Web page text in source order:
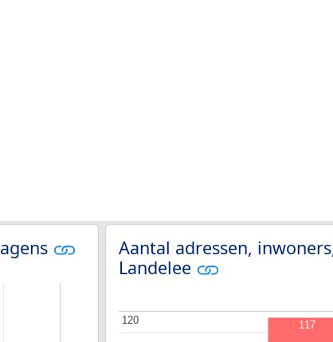
Aantal adressen,
Landelee
120
120 117